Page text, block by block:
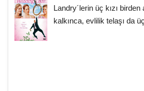
Landry´lerin üç kızı
kalkınca, evlilik telaşı da